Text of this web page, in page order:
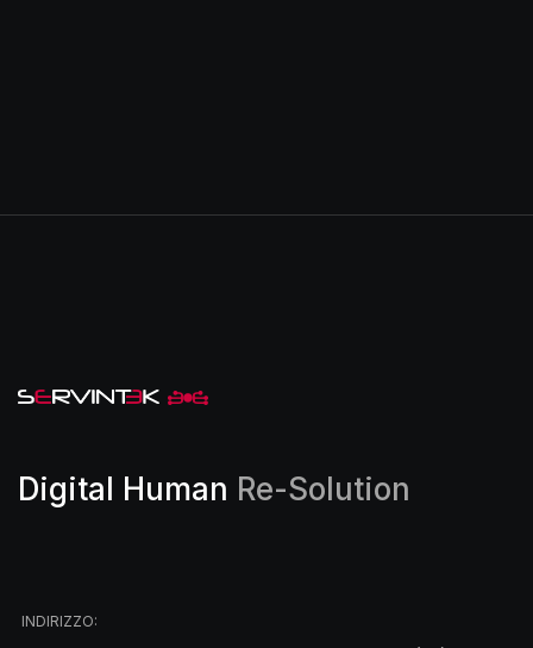
Digital Human Re-Solution
INDIRIZZO: